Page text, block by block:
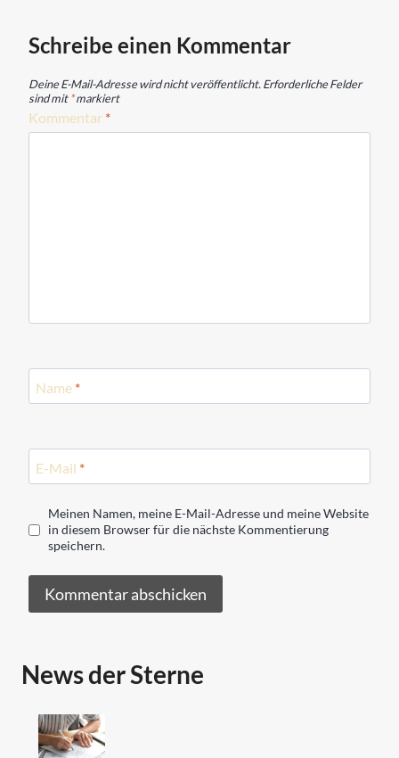
Schreibe einen Kommentar
Deine E-Mail-Adresse wird nicht veröffentlicht.Erforderliche Felder
sind mit*markiert
Kommentar *
Name *
E-Mail *
Meinen Namen, meine E-Mail-Adresse und meine Website
in diesem Browser für die nächste Kommentierung
speichern.
News der Sterne